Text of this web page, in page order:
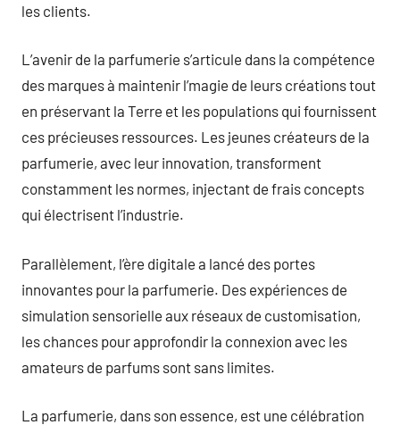
les clients.
L’avenir de la parfumerie s’articule dans la compétence
des marques à maintenir l’magie de leurs créations tout
en préservant la Terre et les populations qui fournissent
ces précieuses ressources. Les jeunes créateurs de la
parfumerie, avec leur innovation, transforment
constamment les normes, injectant de frais concepts
qui électrisent l’industrie.
Parallèlement, l’ère digitale a lancé des portes
innovantes pour la parfumerie. Des expériences de
simulation sensorielle aux réseaux de customisation,
les chances pour approfondir la connexion avec les
amateurs de parfums sont sans limites.
La parfumerie, dans son essence, est une célébration